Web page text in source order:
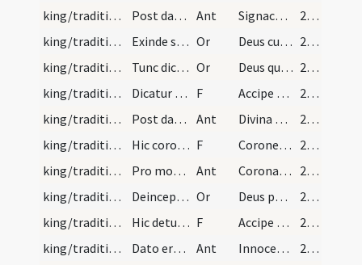
king/traditio instrumentorum/4
Post datum anulum canatur antiphona Ant Signaculum Sanctae Trinitatis ... cunctis anglisaxonicae gentis
290
king/traditio instrumentorum/7
Exinde sequatur oratio Or Deus cuius est omnis ... placere contendat. Per
290
king/traditio instrumentorum/8
Tunc dicatur oratio Or Deus qui providentia tua ... non deficiat in perpetuum, qui vivis et regnas
291
king/traditio instrumentorum/3
Dicatur sibi, quando rex gladio cingitur ab episc… F Accipe hunc gladium ... invictissimi triumphatoris Domini nostri Iesu Christi qui cum Patre...
291
king/traditio instrumentorum/5
Post datum gladium roboetur antiphona Ant Divina protectione munitus ... glorietur potentis Dei victoria
291
king/traditio instrumentorum/4
Hic coronetur rex eique dicatur F Coronet te Deus ... ipso largiente cuius regnum permanet in saecula saeculorum. Amen
292
king/traditio instrumentorum/6
Pro modum canatur Ant Corona iustitiae et iocunditatis ... a Deo glorificatus
292
king/traditio instrumentorum/9
Deinceps dicenda est haec oratio super regem, pos… Or Deus perpetuitatis dux virtutum ... iugiter famuletur. Per
292
king/traditio instrumentorum/5
Hic detur regi sceptrum eique dicatur F Accipe sceptrum ... ipso adiuvante cuius regnum et imperium sine fine permanet in secula seculorum. Amen
293
king/traditio instrumentorum/7
Dato ergo regi sceptro psallatur haec antiphona Ant Innocentia iustitiae Dei ... a Deo salutari suo.
294